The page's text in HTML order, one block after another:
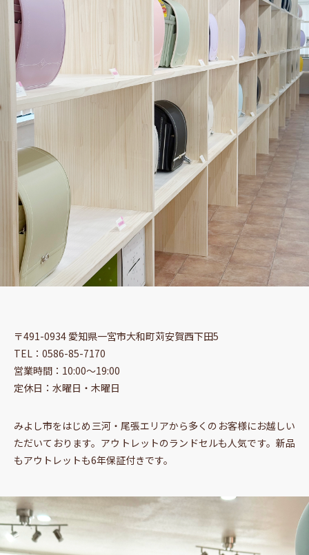
〒491-0934 愛知県一宮市大和町苅安賀西下田5
TEL：0586-85-7170
営業時間：10:00〜19:00
定休日：水曜日・木曜日
みよし市をはじめ三河・尾張エリアから多くのお客様にお越しい
ただいております。アウトレットのランドセルも人気です。新品
もアウトレットも6年保証付きです。